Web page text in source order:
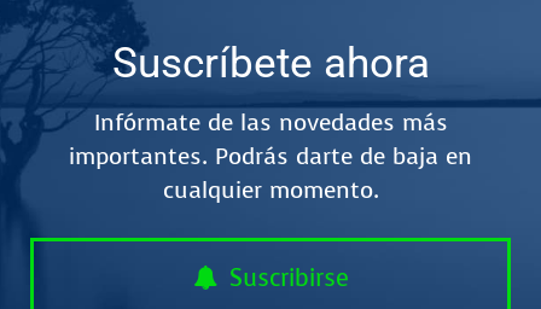
Suscríbete ahora
Infórmate de las novedades más
importantes. Podrás darte de baja en
cualquier momento.
Suscribirse